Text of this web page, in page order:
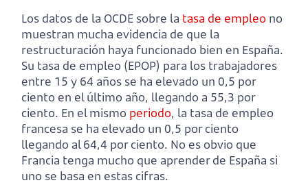
Los datos de la OCDE sobre la tasa de empleo no
muestran mucha evidencia de que la
restructuración haya funcionado bien en España.
Su tasa de empleo (EPOP) para los trabajadores
entre 15 y 64 años se ha elevado un 0,5 por
ciento en el último año, llegando a 55,3 por
ciento. En el mismo periodo, la tasa de empleo
francesa se ha elevado un 0,5 por ciento
llegando al 64,4 por ciento. No es obvio que
Francia tenga mucho que aprender de España si
uno se basa en estas cifras.